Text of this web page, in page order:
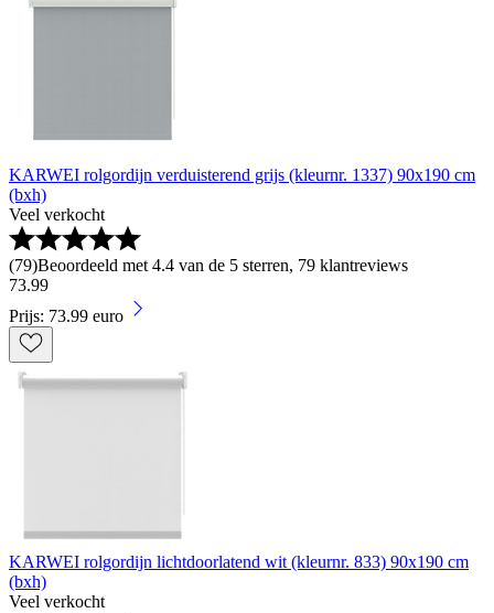
KARWEI rolgordijn verduisterend grijs (kleurnr. 1337) 90x190 cm
(bxh)
Veel verkocht
(79)Beoordeeld met 4.4 van de 5 sterren, 79 klantreviews
73.99
Prijs: 73.99 euro
KARWEI rolgordijn lichtdoorlatend wit (kleurnr. 833) 90x190 cm
(bxh)
Veel verkocht